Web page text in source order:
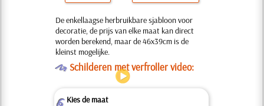
De enkellaagse herbruikbare sjabloon voor
decoratie, de prijs van elke maat kan direct
worden berekend, maar de 46x39cm is de
kleinst mogelijke.
OSchilderen met verfroller video:
Kies de maat